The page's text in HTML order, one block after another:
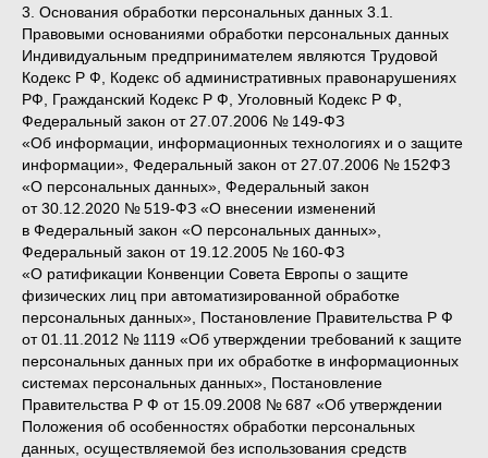
3. Основания обработки персональных данных 3.1.
Правовыми основаниями обработки персональных данных
Индивидуальным предпринимателем являются Трудовой
Кодекс Р Ф, Кодекс об административных правонарушениях
РФ, Гражданский Кодекс Р Ф, Уголовный Кодекс Р Ф,
Федеральный закон от 27.07.2006 № 149-ФЗ
«Об информации, информационных технологиях и о защите
информации», Федеральный закон от 27.07.2006 № 152ФЗ
«О персональных данных», Федеральный закон
от 30.12.2020 № 519-ФЗ «О внесении изменений
в Федеральный закон «О персональных данных»,
Федеральный закон от 19.12.2005 № 160-ФЗ
«О ратификации Конвенции Совета Европы о защите
физических лиц при автоматизированной обработке
персональных данных», Постановление Правительства Р Ф
от 01.11.2012 № 1119 «Об утверждении требований к защите
персональных данных при их обработке в информационных
системах персональных данных», Постановление
Правительства Р Ф от 15.09.2008 № 687 «Об утверждении
Положения об особенностях обработки персональных
данных, осуществляемой без использования средств